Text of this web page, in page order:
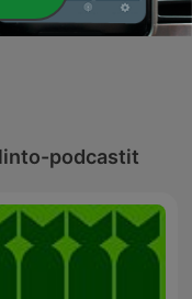
podcastit